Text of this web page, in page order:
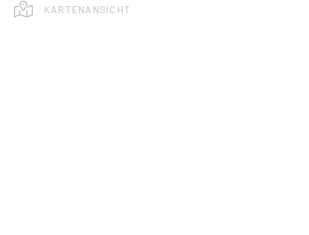
KARTENANSICHT